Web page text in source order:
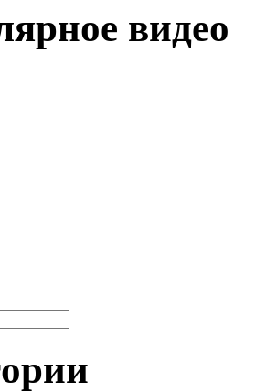
видео